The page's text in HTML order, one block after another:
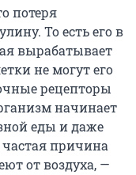
потеря
То есть его в
вырабатывает
не могут его
рецепторы
начинает
еды и даже
причина
от воздуха, —